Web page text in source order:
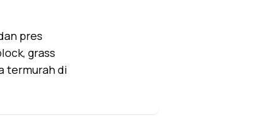
pres
grass
termurah di